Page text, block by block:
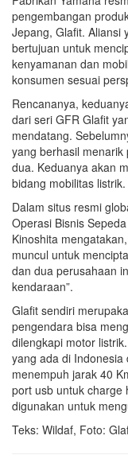
pengembangan
Jepang, Glafit. Aliansi
bertujuan untuk
kenyamanan dan
konsumen sesuai
Rencananya,
dari seri GFR Glafit
mendatang.
yang berhasil
dua. Keduanya akan
bidang mobilitas listrik.
Dalam situs resmi
Operasi Bisnis
Kinoshita
muncul untuk
dan dua perusahaan
kendaraan”.
Glafit sendiri
pengendara bisa
dilengkapi motor
yang ada di
menempuh jarak 40
port usb untuk charge
digunakan untuk
Teks: Wildaf, Foto: